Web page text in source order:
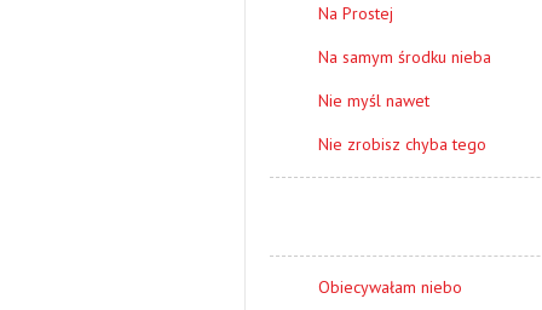
Na Prostej
Na samym środku nieba
Nie myśl nawet
Nie zrobisz chyba tego
Obiecywałam niebo